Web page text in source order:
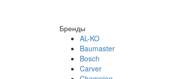
Бренды
AL-KO
Baumaster
Bosch
Carver